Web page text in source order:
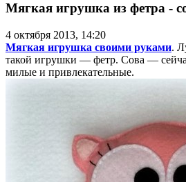
Мягкая игрушка из фетра -
4 октября 2013, 14:20
Мягкая игрушка своими руками.
такой игрушки — фетр. Сова —
милые и привлекательные.